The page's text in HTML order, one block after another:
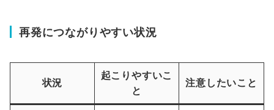
再発につながりやすい状況
状況
起こりやすいこ
と
注意したいこと